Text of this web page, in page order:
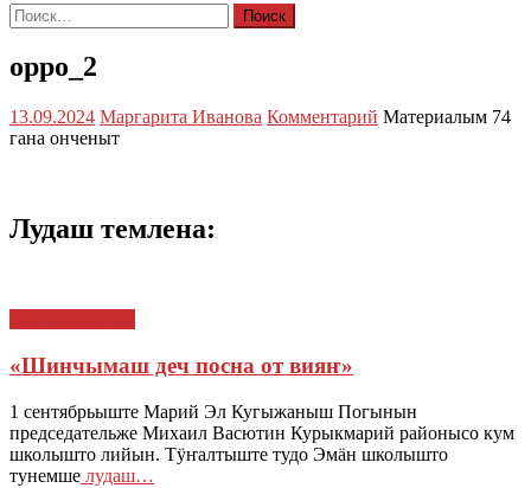
Найти:
oppo_2
13.09.2024 Маргарита Иванова Комментарий Материалым 74
гана онченыт
Лудаш темлена:
«Шинчымаш деч посна от вияҥ»
1 сентябрьыште Марий Эл Кугыжаныш Погынын
председательже Михаил Васютин Курыкмарий районысо кум
школышто лийын. Тӱҥалтыште тудо Эмӓн школышто
тунемше лудаш…